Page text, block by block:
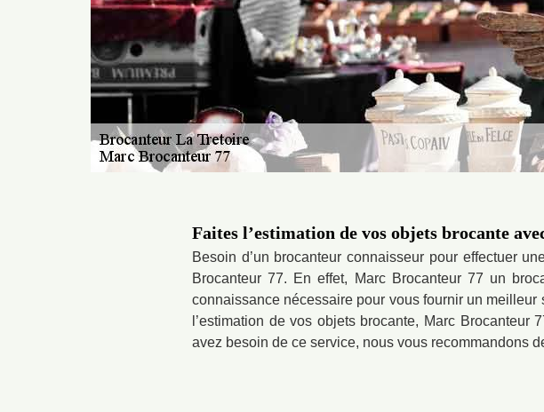
Faites l’estimation de vos objets brocante
Besoin d’un brocanteur connaisseur pour effectuer
Brocanteur 77. En effet, Marc Brocanteur 77 un
connaissance nécessaire pour vous fournir un
l’estimation de vos objets brocante, Marc
avez besoin de ce service, nous vous recommandons